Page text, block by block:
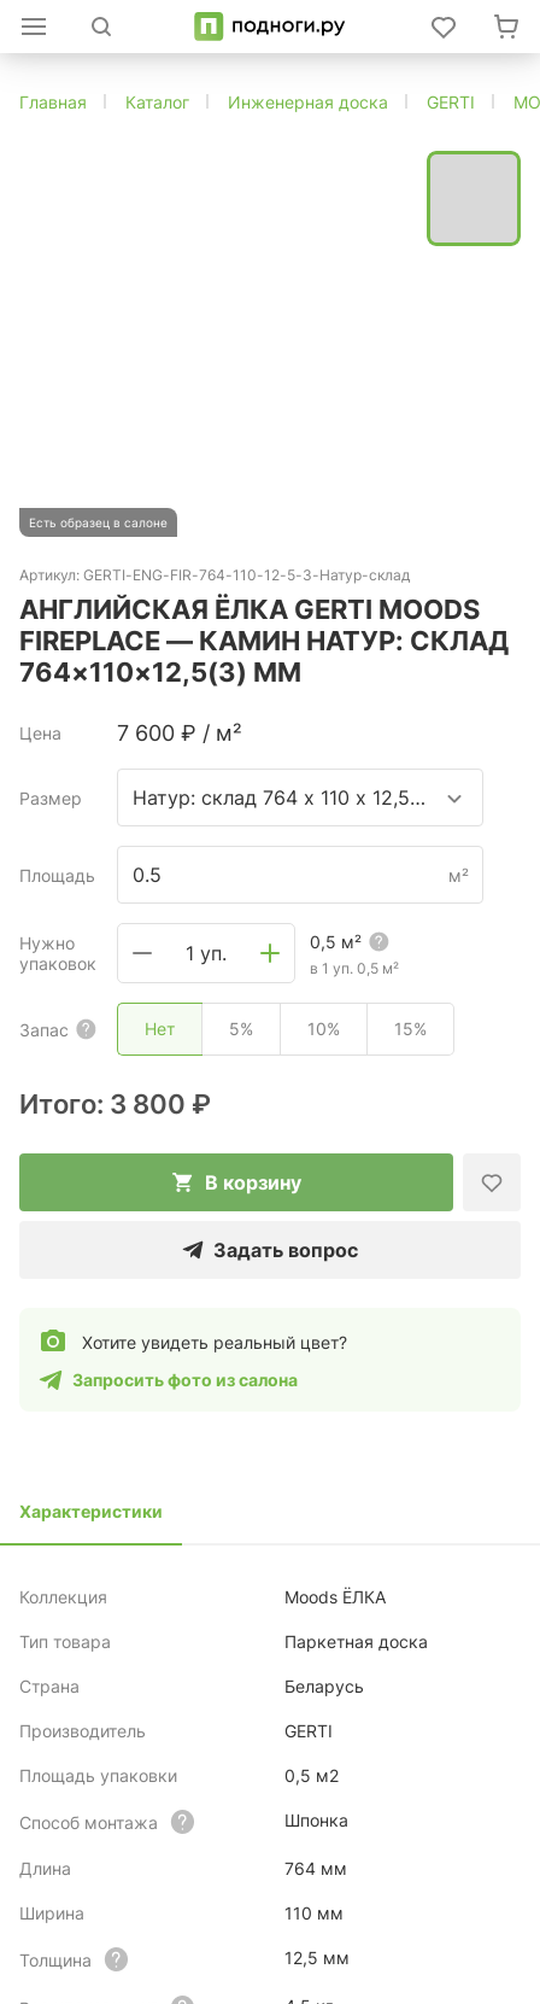
Главная Каталог Инженерная доска GERTI
Есть образец в салоне
Артикул: GERTI-ENG-FIR-764-110-12-5-3-Натур-склад
АНГЛИЙСКАЯ ЁЛКА GERTI MOODS
FIREPLACE — КАМИН НАТУР: СКЛАД
764×110×12,5(3) ММ
Цена 7 600 ₽ / м²
Размер Натур: склад 764 х 110 х 12,5(3) мм
Площадь м²
Нужно
упаковок
1 уп. 0,5 м²
в 1 уп. 0,5 м²
Запас Нет 5% 10% 15%
Итого: 3 800 ₽
В корзину
Задать вопрос
Хотите увидеть реальный цвет?
Запросить фото из салона
Характеристики
Коллекция Moods ЁЛКА
Тип товара Паркетная доска
Страна Беларусь
Производитель GERTI
Площадь упаковки 0,5 м2
Способ монтажа Шпонка
Длина 764 мм
Ширина 110 мм
Толщина 12,5 мм